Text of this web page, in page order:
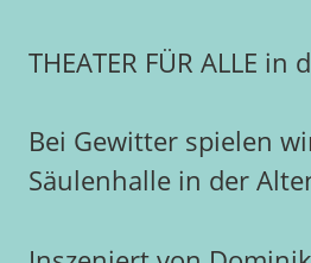
THEATER FÜR ALLE
Bei Gewitter spielen
Säulenhalle in der